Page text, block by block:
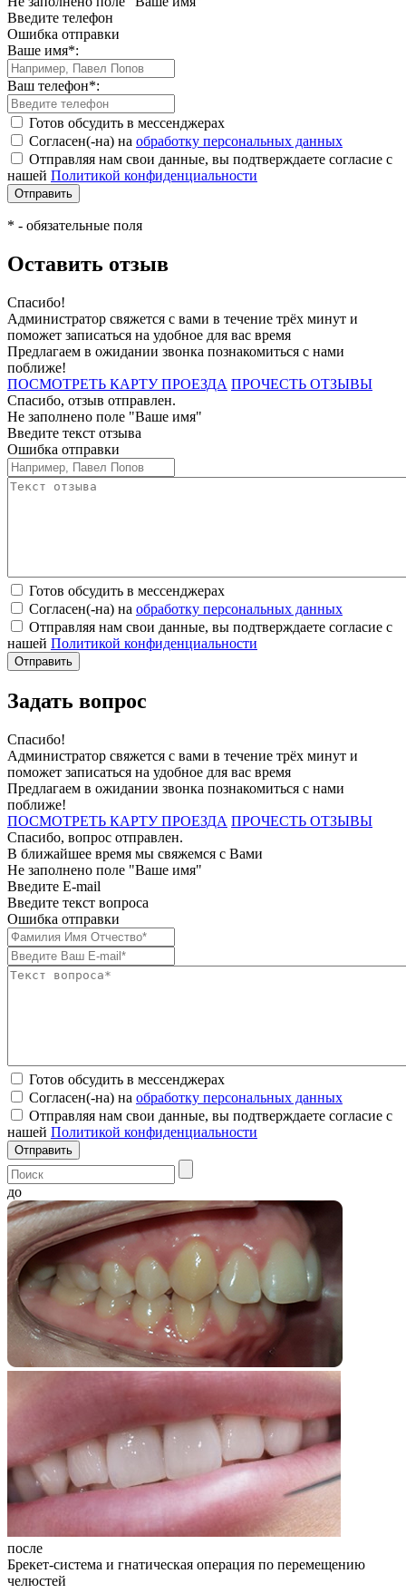
Введите телефон
Ошибка отправки
Ваше имя*:
Ваш телефон*:
Готов обсудить в мессенджерах
Согласен(-на) на обработку персональных данных
Отправляя нам свои данные, вы подтверждаете согласие с
нашей Политикой конфиденциальности
* - обязательные поля
Оставить отзыв
Спасибо!
Администратор свяжется с вами в течение трёх минут и
поможет записаться на удобное для вас время
Предлагаем в ожидании звонка познакомиться с нами
поближе!
ПОСМОТРЕТЬ КАРТУ ПРОЕЗДА ПРОЧЕСТЬ ОТЗЫВЫ
Спасибо, отзыв отправлен.
Не заполнено поле "Ваше имя"
Введите текст отзыва
Ошибка отправки
Готов обсудить в мессенджерах
Согласен(-на) на обработку персональных данных
Отправляя нам свои данные, вы подтверждаете согласие с
нашей Политикой конфиденциальности
Задать вопрос
Спасибо!
Администратор свяжется с вами в течение трёх минут и
поможет записаться на удобное для вас время
Предлагаем в ожидании звонка познакомиться с нами
поближе!
ПОСМОТРЕТЬ КАРТУ ПРОЕЗДА ПРОЧЕСТЬ ОТЗЫВЫ
Спасибо, вопрос отправлен.
В ближайшее время мы свяжемся с Вами
Не заполнено поле "Ваше имя"
Введите E-mail
Введите текст вопроса
Ошибка отправки
Готов обсудить в мессенджерах
Согласен(-на) на обработку персональных данных
Отправляя нам свои данные, вы подтверждаете согласие с
нашей Политикой конфиденциальности
до
после
Брекет-система и гнатическая операция по перемещению
челюстей